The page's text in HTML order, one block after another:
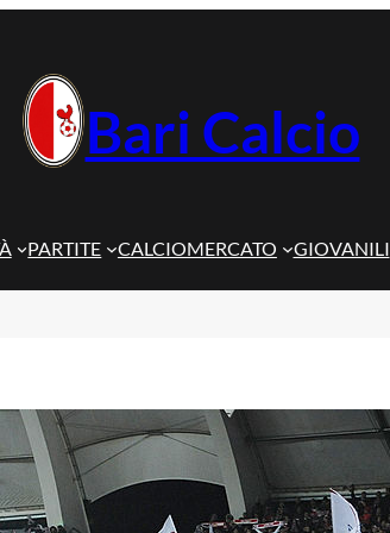
Bari Calcio
PARTITE CALCIOMERCATO GIOVANILI